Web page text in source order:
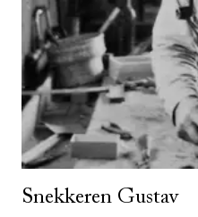
Snekkeren Gustav